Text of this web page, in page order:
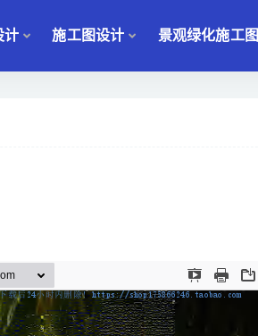
计 施工图设计 景观绿化施工图